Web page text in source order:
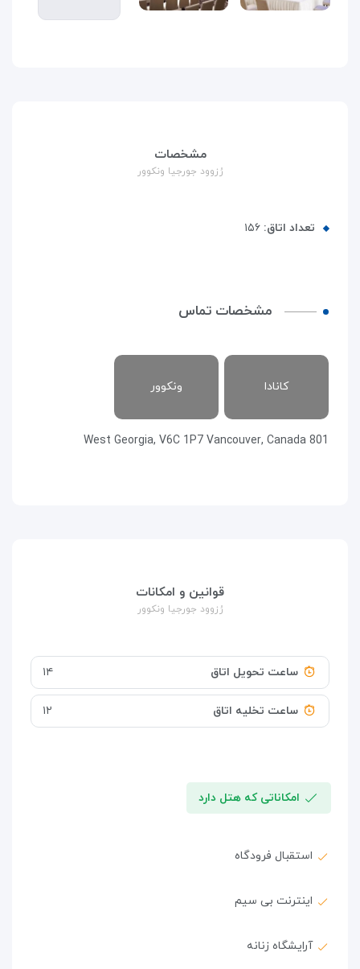
مشخصات
رُزوود جورجیا ونکوور
تعداد اتاق: ۱۵۶
مشخصات تماس
کانادا ونکوور
801 West Georgia, V6C 1P7 Vancouver, Canada
قوانین و امکانات
رُزوود جورجیا ونکوور
ساعت تحویل اتاق ۱۴
ساعت تخلیه اتاق ۱۲
امکاناتی که هتل دارد
استقبال فرودگاه
اینترنت بی سیم
آرایشگاه زنانه